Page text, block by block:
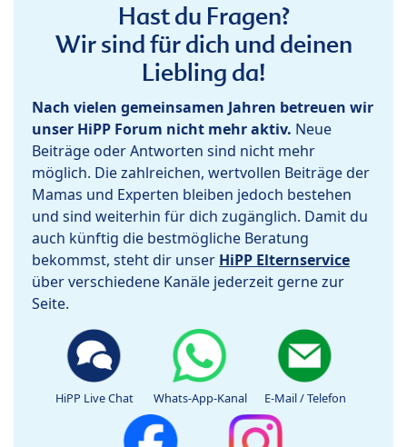
Hast du Fragen?
Wir sind für dich und deinen
Liebling da!
Nach vielen gemeinsamen Jahren betreuen wir
unser HiPP Forum nicht mehr aktiv. Neue
Beiträge oder Antworten sind nicht mehr
möglich. Die zahlreichen, wertvollen Beiträge der
Mamas und Experten bleiben jedoch bestehen
und sind weiterhin für dich zugänglich. Damit du
auch künftig die bestmögliche Beratung
bekommst, steht dir unser HiPP Elternservice
über verschiedene Kanäle jederzeit gerne zur
Seite.
HiPP Live Chat Whats-App-Kanal E-Mail / Telefon